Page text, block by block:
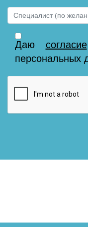
Даю согласие
персональных